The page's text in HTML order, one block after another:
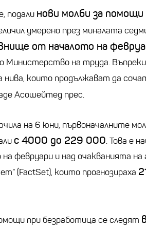
подали нови молби за помощи
умерено през миналата
от началото на
Министерство на труда.
нива, които продължават да
Асошейтед прес.
на 6 юни, първоначалните
с 4000 до 229 000. Това е
февруари и над очакванията на
(FactSet), които прогнозираха
при безработица се следят